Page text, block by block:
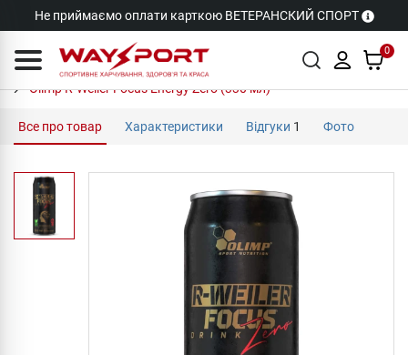
Не приймаємо оплати карткою ВЕТЕРАНСКИЙ СПОРТ
0
Olimp R-Weiler Focus Energy Zero (330 мл)
Все про товар Характеристики Відгуки 1 Фото